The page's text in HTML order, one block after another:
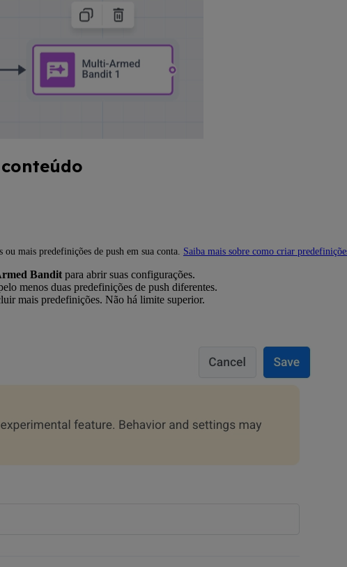
mais predefinições de push em sua conta. Saiba mais sobre como criar
Bandit para abrir suas configurações.
menos duas predefinições de push diferentes.
mais predefinições. Não há limite superior.